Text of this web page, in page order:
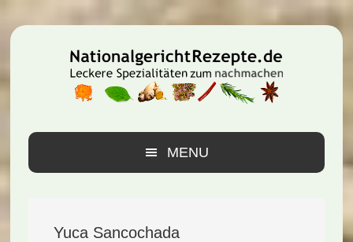
Hauptnavigation
Inhalt
Seitenspalte
MENU
Yuca Sancochada